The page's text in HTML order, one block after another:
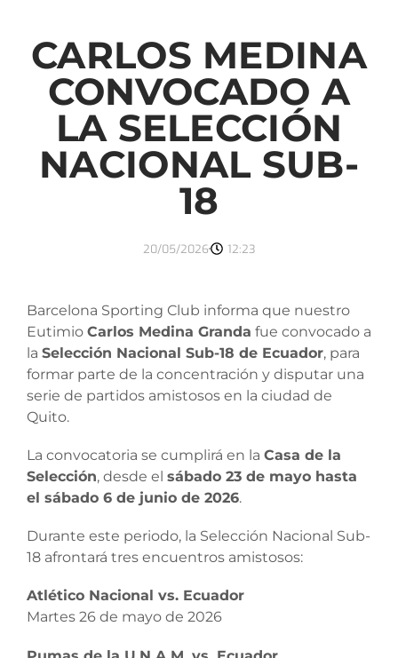
CARLOS MEDINA
CONVOCADO A
LA SELECCIÓN
NACIONAL SUB-
18
20/05/2026 12:23
Barcelona Sporting Club informa que nuestro
Eutimio Carlos Medina Granda fue convocado a
la Selección Nacional Sub-18 de Ecuador, para
formar parte de la concentración y disputar una
serie de partidos amistosos en la ciudad de
Quito.
La convocatoria se cumplirá en la Casa de la
Selección, desde el sábado 23 de mayo hasta
el sábado 6 de junio de 2026.
Durante este periodo, la Selección Nacional Sub-
18 afrontará tres encuentros amistosos:
Atlético Nacional vs. Ecuador
Martes 26 de mayo de 2026